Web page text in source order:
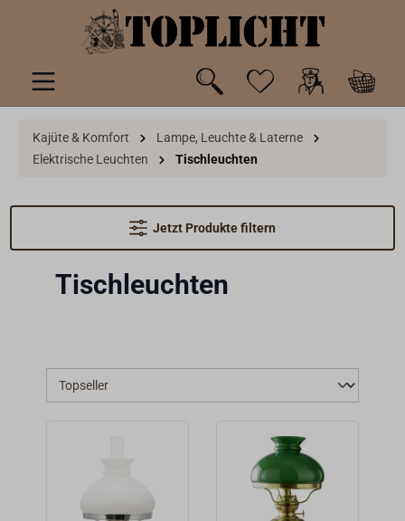
springen
Kajüte & Komfort
Lampe, Leuchte & Laterne
Elektrische Leuchten
Tischleuchten
Jetzt Produkte filtern
Tischleuchten